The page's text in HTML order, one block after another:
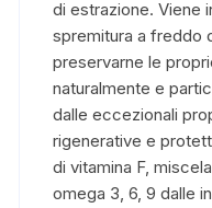
di estrazione. Viene
spremitura a freddo
preservarne le
naturalmente e
dalle eccezionali
rigenerative e
di vitamina F,
omega 3, 6, 9 dalle